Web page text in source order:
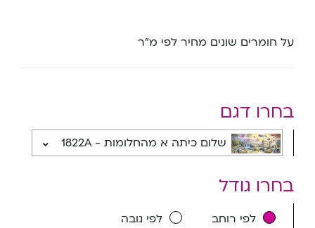
על חומרים שונים מחיר לפי מ”ר
בחרו דגם
שלום כיתה א מהחלומות - 1822A
בחרו גודל
לפי רוחב לפי גובה